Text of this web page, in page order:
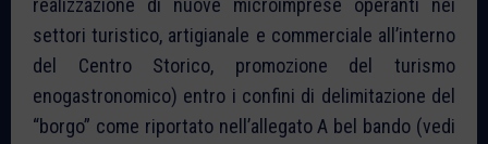
realizzazione di nuove microimprese operanti nei
settori turistico, artigianale e commerciale all’interno
del Centro Storico, promozione del turismo
enogastronomico) entro i confini di delimitazione del
“borgo” come riportato nell’allegato A bel bando (vedi